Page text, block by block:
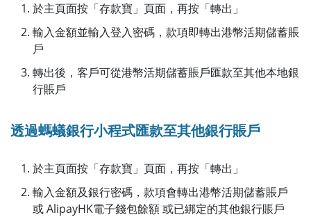
於主頁面按「存款寶」頁面，再按「轉出」
輸入金額並輸入登入密碼，款項即轉出港幣活期儲蓄賬
戶
轉出後，客戶可從港幣活期儲蓄賬戶匯款至其他本地銀
行賬戶
透過螞蟻銀行小程式匯款至其他銀行賬戶
於主頁面按「存款寶」頁面，再按「轉出」
輸入金額及銀行密碼，款項會轉出港幣活期儲蓄賬戶
或 AlipayHK電子錢包餘額 或已綁定的其他銀行賬戶